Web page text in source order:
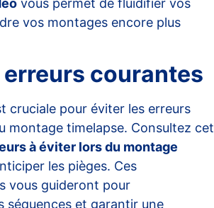
vous permet de fluidifier vos
vos montages encore plus
courantes
cruciale pour éviter les erreurs
montage timelapse. Consultez cet
à éviter lors du montage
les pièges. Ces
vous guideront pour
séquences et garantir une